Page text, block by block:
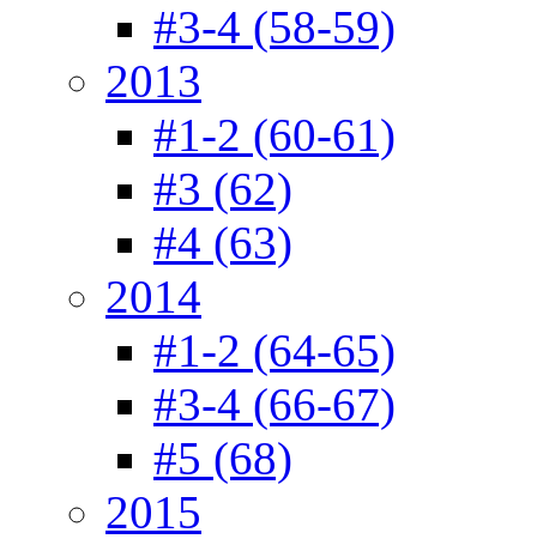
#3-4 (58-59)
2013
#1-2 (60-61)
#3 (62)
#4 (63)
2014
#1-2 (64-65)
#3-4 (66-67)
#5 (68)
2015